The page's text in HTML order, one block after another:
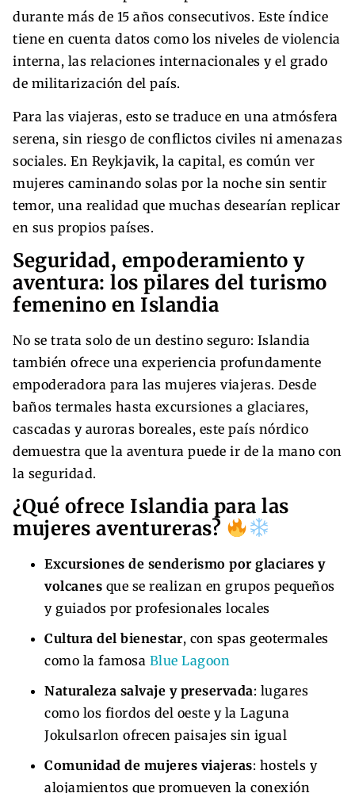
durante más de 15 años consecutivos. Este índice
tiene en cuenta datos como los niveles de violencia
interna, las relaciones internacionales y el grado
de militarización del país.
Para las viajeras, esto se traduce en una atmósfera
serena, sin riesgo de conflictos civiles ni amenazas
sociales. En Reykjavik, la capital, es común ver
mujeres caminando solas por la noche sin sentir
temor, una realidad que muchas desearían replicar
en sus propios países.
Seguridad, empoderamiento y
aventura: los pilares del turismo
femenino en Islandia
No se trata solo de un destino seguro: Islandia
también ofrece una experiencia profundamente
empoderadora para las mujeres viajeras. Desde
baños termales hasta excursiones a glaciares,
cascadas y auroras boreales, este país nórdico
demuestra que la aventura puede ir de la mano con
la seguridad.
¿Qué ofrece Islandia para las
mujeres aventureras?
Excursiones de senderismo por glaciares y
volcanes que se realizan en grupos pequeños
y guiados por profesionales locales
Cultura del bienestar, con spas geotermales
como la famosa Blue Lagoon
Naturaleza salvaje y preservada: lugares
como los fiordos del oeste y la Laguna
Jokulsarlon ofrecen paisajes sin igual
Comunidad de mujeres viajeras: hostels y
alojamientos que promueven la conexión